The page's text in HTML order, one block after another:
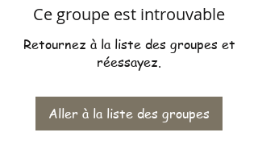
Ce groupe est introuvable
Retournez à la liste des groupes et
réessayez.
Aller à la liste des groupes